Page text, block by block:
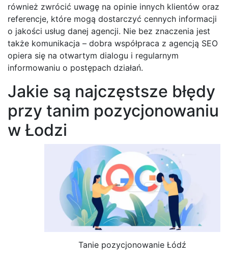
również zwrócić uwagę na opinie innych klientów oraz
referencje, które mogą dostarczyć cennych informacji
o jakości usług danej agencji. Nie bez znaczenia jest
także komunikacja – dobra współpraca z agencją SEO
opiera się na otwartym dialogu i regularnym
informowaniu o postępach działań.
Jakie są najczęstsze błędy
przy tanim pozycjonowaniu
w Łodzi
Tanie pozycjonowanie Łódź